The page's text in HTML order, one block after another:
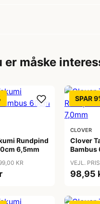
er måske
Rundpind
6,5mm
KR
SPAR
CLOVER
Clover
Bambus
VEJL.
98,95